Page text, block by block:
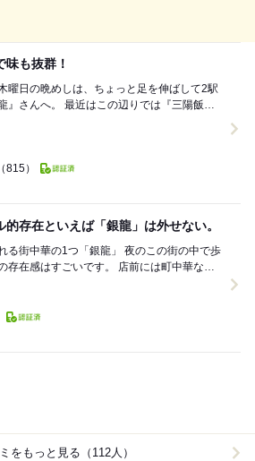
も抜群！
曜日の晩めしは、ちょっと足を伸ばして2駅
の辺りでは『三陽飯
（815）
存在といえば「銀龍」は外せない。
1つ「銀龍」 夜のこの街の中で歩
ごいです。 店前には町中華なら
をもっと見る（112人）